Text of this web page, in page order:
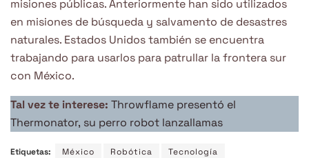
misiones públicas. Anteriormente han sido utilizados
en misiones de búsqueda y salvamento de desastres
naturales. Estados Unidos también se encuentra
trabajando para usarlos para patrullar la frontera sur
con México.
Tal vez te interese: Throwflame presentó el
Thermonator, su perro robot lanzallamas
Etiquetas: México Robótica Tecnología